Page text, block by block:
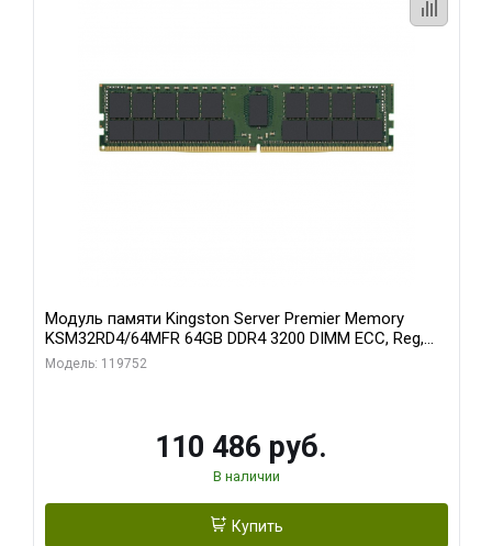
Модуль памяти Kingston Server Premier Memory
KSM32RD4/64MFR 64GB DDR4 3200 DIMM ECC, Reg,
CL22, 1.2V
Модель: 119752
110 486 руб.
В наличии
Купить